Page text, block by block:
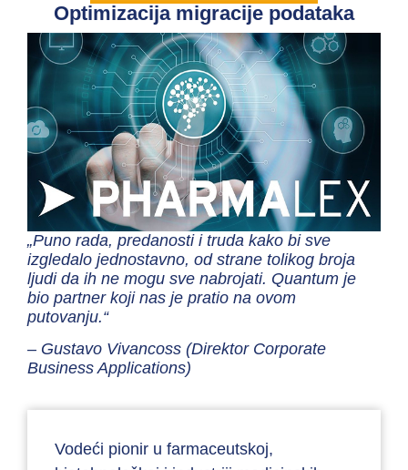
Optimizacija migracije podataka
Vodeći pionir u farmaceutskoj,
„Puno rada, predanosti i truda kako bi sve
izgledalo jednostavno, od strane tolikog broja
ljudi da ih ne mogu sve nabrojati. Quantum je
bio partner koji nas je pratio na ovom
putovanju.“
– Gustavo Vivancoss (Direktor Corporate
Business Applications)